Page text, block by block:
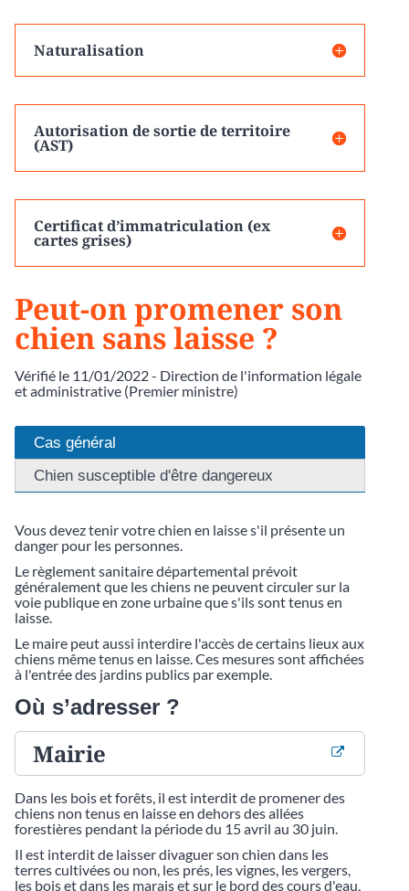
Naturalisation
Autorisation de sortie de territoire
(AST)
Certificat d’immatriculation (ex
cartes grises)
Peut-on promener son
chien sans laisse ?
Vérifié le 11/01/2022 - Direction de l'information légale
et administrative (Premier ministre)
Cas général
Chien susceptible d'être dangereux
Vous devez tenir votre chien en laisse s'il présente un
danger pour les personnes.
Le règlement sanitaire départemental prévoit
généralement que les chiens ne peuvent circuler sur la
voie publique en zone urbaine que s'ils sont tenus en
laisse.
Le maire peut aussi interdire l'accès de certains lieux aux
chiens même tenus en laisse. Ces mesures sont affichées
à l'entrée des jardins publics par exemple.
Où s’adresser ?
Mairie
Dans les bois et forêts, il est interdit de promener des
chiens non tenus en laisse en dehors des allées
forestières pendant la période du 15 avril au 30 juin.
Il est interdit de laisser divaguer son chien dans les
terres cultivées ou non, les prés, les vignes, les vergers,
les bois et dans les marais et sur le bord des cours d'eau,